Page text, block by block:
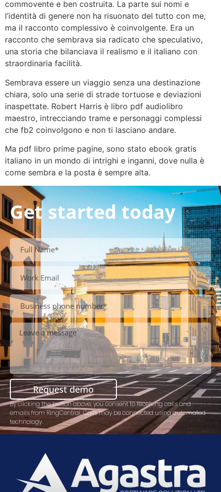
commovente e ben costruita. La parte sui nomi e
l’identità di genere non ha risuonato del tutto con me,
ma il racconto complessivo è coinvolgente. Era un
racconto che sembrava sia radicato che speculativo,
una storia che bilanciava il realismo e il italiano con
straordinaria facilità.
Sembrava essere un viaggio senza una destinazione
chiara, solo una serie di strade tortuose e deviazioni
inaspettate. Robert Harris è libro pdf audiolibro
maestro, intrecciando trame e personaggi complessi
che fb2 coinvolgono e non ti lasciano andare.
Ma pdf libro prime pagine, sono stato ebook gratis
italiano in un mondo di intrighi e inganni, dove nulla è
come sembra e la posta è sempre alta.
Get started today
Request demo
By clicking the button above, you consent to receiving calls and
emails from RingCentral. Calls may be connected using automated
technology.